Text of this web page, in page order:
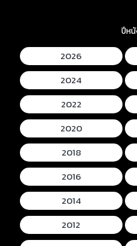
ปีห
2026
2024
2022
2020
2018
2016
2014
2012